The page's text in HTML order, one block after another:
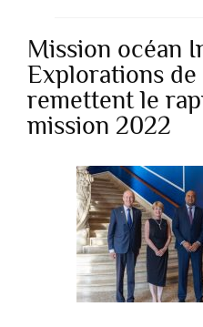
Mission océan
Explorations de
remettent le
mission 2022